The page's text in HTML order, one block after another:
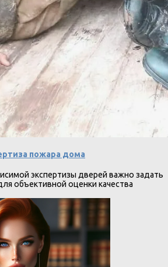
пожара дома
экспертизы дверей важно задать
объективной оценки качества